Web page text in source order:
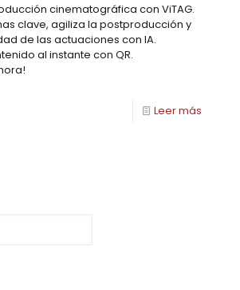
cinematográfica con ViTAG.
clave, agiliza la postproducción y
de las actuaciones con IA.
al instante con QR.
Leer más